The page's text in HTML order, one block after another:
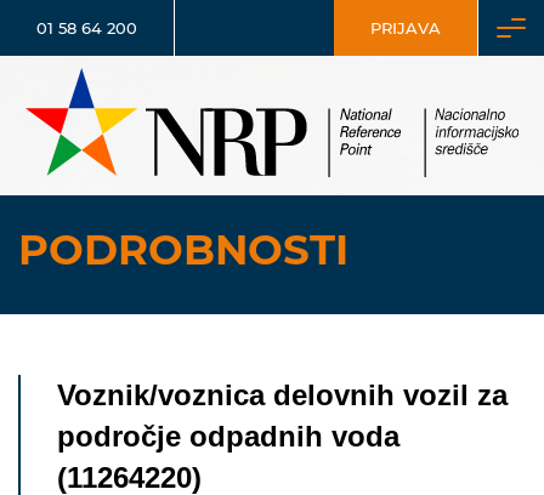
01 58 64 200 PRIJAVA
PODROBNOSTI
Voznik/voznica delovnih vozil za
področje odpadnih voda
(11264220)